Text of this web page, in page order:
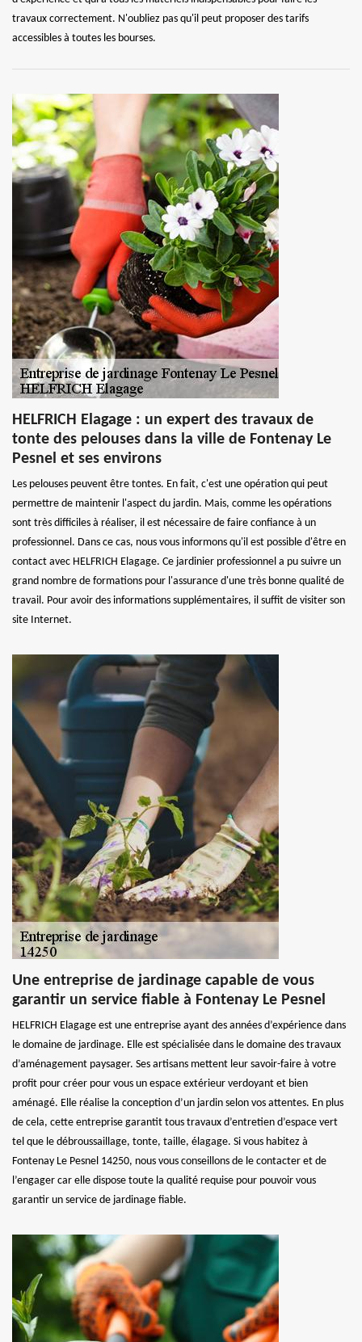
travaux correctement. N'oubliez pas qu'il peut proposer des tarifs
accessibles à toutes les bourses.
HELFRICH Elagage : un expert des travaux de
tonte des pelouses dans la ville de Fontenay Le
Pesnel et ses environs
Les pelouses peuvent être tontes. En fait, c'est une opération qui peut
permettre de maintenir l'aspect du jardin. Mais, comme les opérations
sont très difficiles à réaliser, il est nécessaire de faire confiance à un
professionnel. Dans ce cas, nous vous informons qu'il est possible d'être en
contact avec HELFRICH Elagage. Ce jardinier professionnel a pu suivre un
grand nombre de formations pour l'assurance d'une très bonne qualité de
travail. Pour avoir des informations supplémentaires, il suffit de visiter son
site Internet.
Une entreprise de jardinage capable de vous
garantir un service fiable à Fontenay Le Pesnel
HELFRICH Elagage est une entreprise ayant des années d’expérience dans
le domaine de jardinage. Elle est spécialisée dans le domaine des travaux
d’aménagement paysager. Ses artisans mettent leur savoir-faire à votre
profit pour créer pour vous un espace extérieur verdoyant et bien
aménagé. Elle réalise la conception d’un jardin selon vos attentes. En plus
de cela, cette entreprise garantit tous travaux d’entretien d’espace vert
tel que le débroussaillage, tonte, taille, élagage. Si vous habitez à
Fontenay Le Pesnel 14250, nous vous conseillons de le contacter et de
l’engager car elle dispose toute la qualité requise pour pouvoir vous
garantir un service de jardinage fiable.